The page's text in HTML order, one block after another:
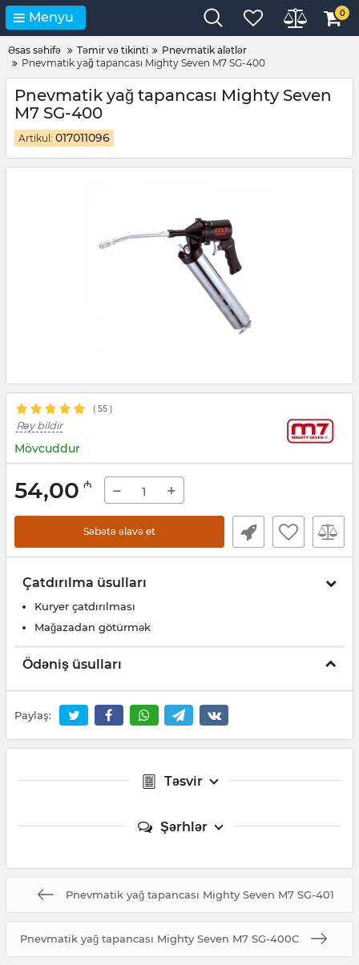
Menyu 0
Əsas səhifə Təmir və tikinti
Pnevmatik alətlər
Pnevmatik yağ tapancası Mighty Seven M7 SG-400
Pnevmatik yağ tapancası Mighty Seven
M7 SG-400
Artikul: 017011096
( 55 )
Rəy bildir
Mövcuddur
54,00 ₼ − +
Səbətə əlavə et
Çatdırılma üsulları
Kuryer çatdırılması
Mağazadan götürmək
Ödəniş üsulları
Paylaş:
Təsvir
Şərhlər
Pnevmatik yağ tapancası Mighty Seven M7 SG-401
Pnevmatik yağ tapancası Mighty Seven M7 SG-400C